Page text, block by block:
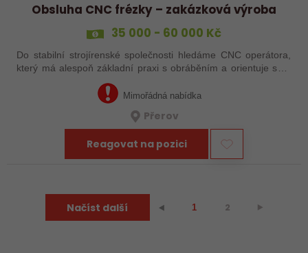
Obsluha CNC frézky – zakázková výroba
35 000 - 60 000 Kč
Do stabilní strojírenské společnosti hledáme CNC operátora,
který má alespoň základní praxi s obráběním a orientuje se v
technické dokumentaci. Nemusíte mít za sebou roky
zkušeností – důležité je, že…Mimořádná nabídka
Přerov
Reagovat na pozici
Načíst další ⯇ 1 2 ⯈